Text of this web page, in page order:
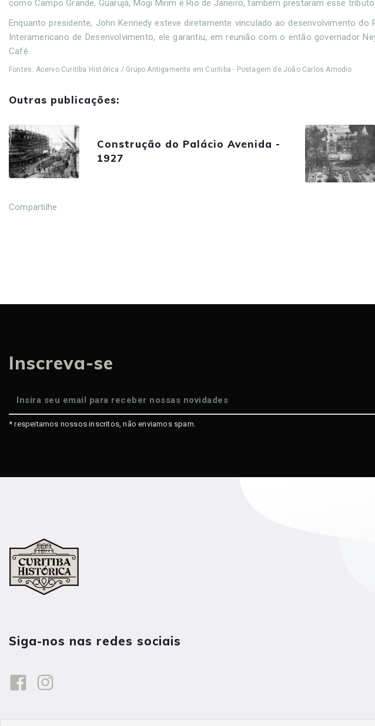
como Campo Grande, Guarujá, Mogi Mirim e Rio de Janeiro, também prestaram esse tributo.
Enquanto presidente, John Kennedy esteve diretamente vinculado ao desenvolvimento do
Interamericano de Desenvolvimento, ele garantiu, em reunião com o então governador
Café.
Fontes: Acervo Curitiba Histórica / Grupo Antigamente em Curitiba - Postagem de João Carlos Amodio
Outras publicações:
Construção do Palácio Avenida -
1927
Compartilhe
Inscreva-se
* respeitamos nossos inscritos, não enviamos spam.
Siga-nos nas redes sociais